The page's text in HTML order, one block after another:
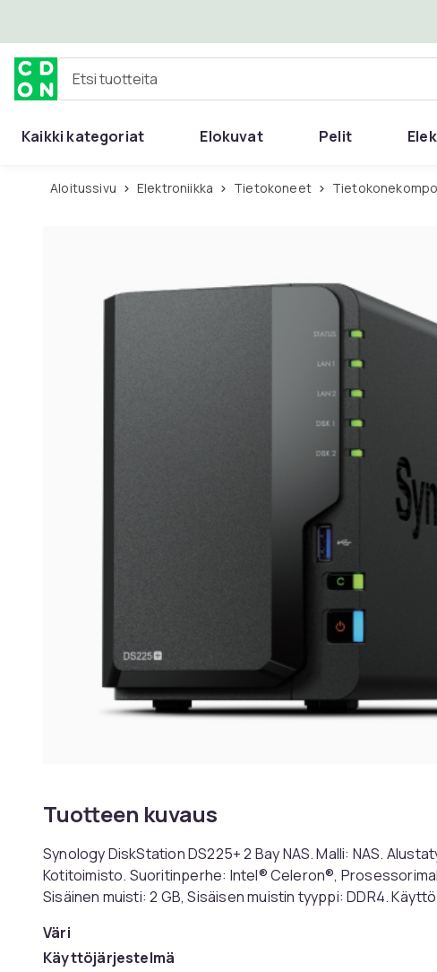
Etsi tuotteita
Kaikki kategoriat Elokuvat Pelit
Aloitussivu Elektroniikka Tietokoneet
Tuotteen kuvaus
Synology DiskStation DS225+ 2 Bay NAS. Malli: NAS.
Kotitoimisto. Suoritinperhe: Intel® Celeron®,
Sisäinen muisti: 2 GB, Sisäisen muistin tyyppi: DDR4.
Väri
Käyttöjärjestelmä